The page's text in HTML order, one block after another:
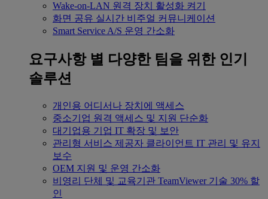
Wake-on-LAN 원격 장치 활성화 켜기
화면 공유 실시간 비주얼 커뮤니케이션
Smart Service A/S 운영 간소화
요구사항 별 다양한 팀을 위한 인기
솔루션
개인용 어디서나 장치에 액세스
중소기업 원격 액세스 및 지원 단순화
대기업용 기업 IT 확장 및 보안
관리형 서비스 제공자 클라이언트 IT 관리 및 유지
보수
OEM 지원 및 운영 간소화
비영리 단체 및 교육기관 TeamViewer 기술 30% 할
인